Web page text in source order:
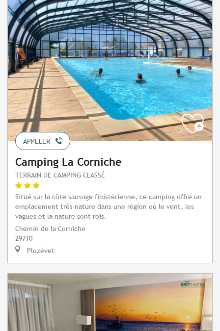
APPELER
Camping La Corniche
TERRAIN DE CAMPING CLASSÉ
Situé sur la côte sauvage finistérienne, ce camping offre un
emplacement très nature dans une région où le vent, les
vagues et la nature sont rois.
Chemin de la Corniche
29710
Plozévet